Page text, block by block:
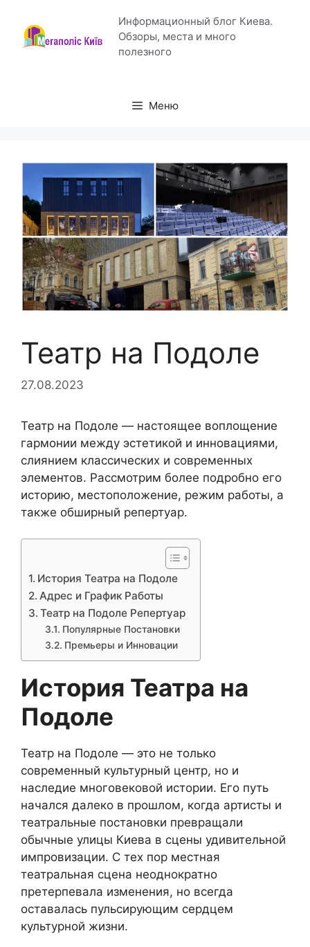
содержимому
Информационный блог Киева.
Обзоры, места и много
полезного
Меню
Театр на Подоле
27.08.2023
Театр на Подоле — настоящее воплощение
гармонии между эстетикой и инновациями,
слиянием классических и современных
элементов. Рассмотрим более подробно его
историю, местоположение, режим работы, а
также обширный репертуар.
История Театра на Подоле
Адрес и График Работы
Театр на Подоле Репертуар
Популярные Постановки
Премьеры и Инновации
История Театра на
Подоле
Театр на Подоле — это не только
современный культурный центр, но и
наследие многовековой истории. Его путь
начался далеко в прошлом, когда артисты и
театральные постановки превращали
обычные улицы Киева в сцены удивительной
импровизации. С тех пор местная
театральная сцена неоднократно
претерпевала изменения, но всегда
оставалась пульсирующим сердцем
культурной жизни.